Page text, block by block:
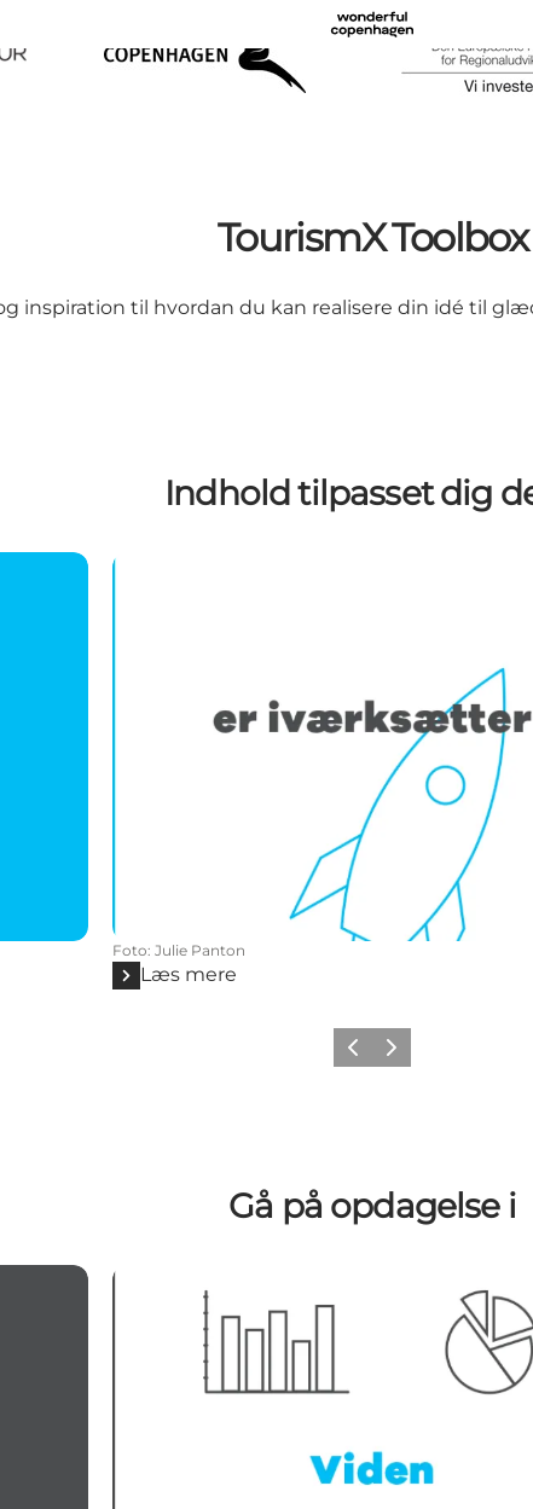
TourismX Toolbox
inspiration til hvordan du kan realisere din idé til
Indhold tilpasset dig
Foto: Julie Panton
Læs mere
ForrigeNæste
Gå på opdagelse i